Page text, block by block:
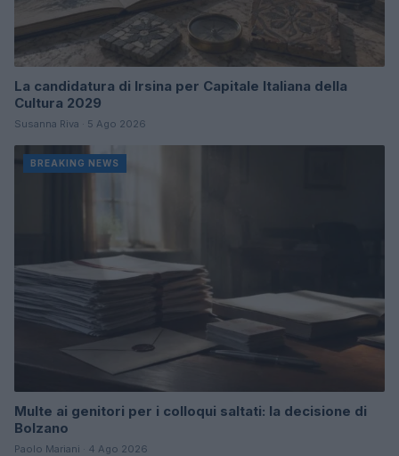
La candidatura di Irsina per Capitale Italiana della
Cultura 2029
Susanna Riva · 5 Ago 2026
BREAKING NEWS
Multe ai genitori per i colloqui saltati: la decisione di
Bolzano
Paolo Mariani · 4 Ago 2026